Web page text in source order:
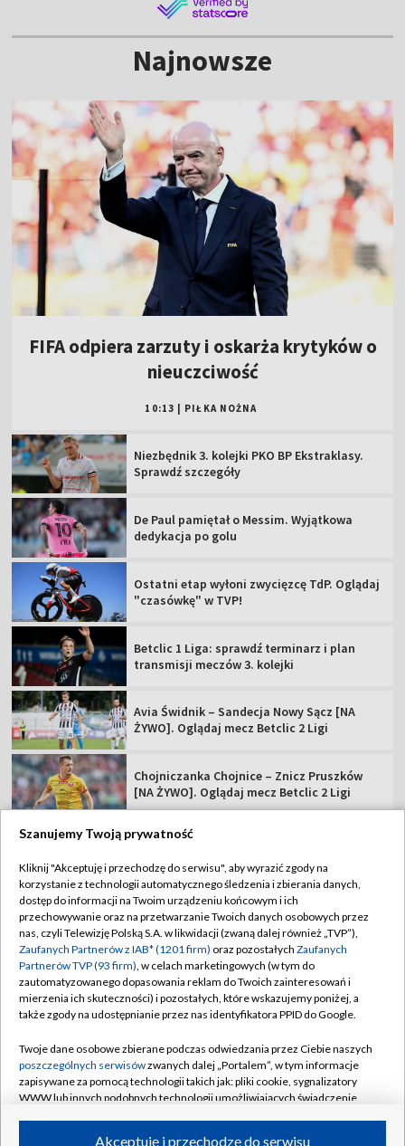
Najnowsze
FIFA odpiera zarzuty i oskarża krytyków o
nieuczciwość
10:13 | PIŁKA NOŻNA
Niezbędnik 3. kolejki PKO BP Ekstraklasy.
Sprawdź szczegóły
De Paul pamiętał o Messim. Wyjątkowa
dedykacja po golu
Ostatni etap wyłoni zwycięzcę TdP. Oglądaj
"czasówkę" w TVP!
Betclic 1 Liga: sprawdź terminarz i plan
transmisji meczów 3. kolejki
Avia Świdnik – Sandecja Nowy Sącz [NA
ŻYWO]. Oglądaj mecz Betclic 2 Ligi
Chojniczanka Chojnice – Znicz Pruszków
[NA ŻYWO]. Oglądaj mecz Betclic 2 Ligi
TVP
Abonament TVP
Sklep TVP
Biuro Reklamy
Oferta Handlowa
Emisja w TVP
Rada Programowa
Ogłoszenia przetargowe
Regulamin TVP
Polityka prywatności
Moje zgody
Biuro reklamy
Kanały
©2026 Telewizja Polska Spółka Akcyjna w likwidacji
Szanujemy Twoją prywatność
Kliknij "Akceptuję i przechodzę do serwisu", aby wyrazić zgody na
korzystanie z technologii automatycznego śledzenia i zbierania danych,
dostęp do informacji na Twoim urządzeniu końcowym i ich
przechowywanie oraz na przetwarzanie Twoich danych osobowych przez
nas, czyli Telewizję Polską S.A. w likwidacji (zwaną dalej również „TVP”),
Zaufanych Partnerów z IAB* (1201 firm) oraz pozostałych Zaufanych
Partnerów TVP (93 firm), w celach marketingowych (w tym do
zautomatyzowanego dopasowania reklam do Twoich zainteresowań i
mierzenia ich skuteczności) i pozostałych, które wskazujemy poniżej, a
także zgody na udostępnianie przez nas identyfikatora PPID do Google.
Twoje dane osobowe zbierane podczas odwiedzania przez Ciebie naszych
poszczególnych serwisówzwanych dalej „Portalem”, w tym informacje
zapisywane za pomocą technologii takich jak: pliki cookie, sygnalizatory
WWW lub innych podobnych technologii umożliwiających świadczenie
Akceptuję i przechodzę do serwisu